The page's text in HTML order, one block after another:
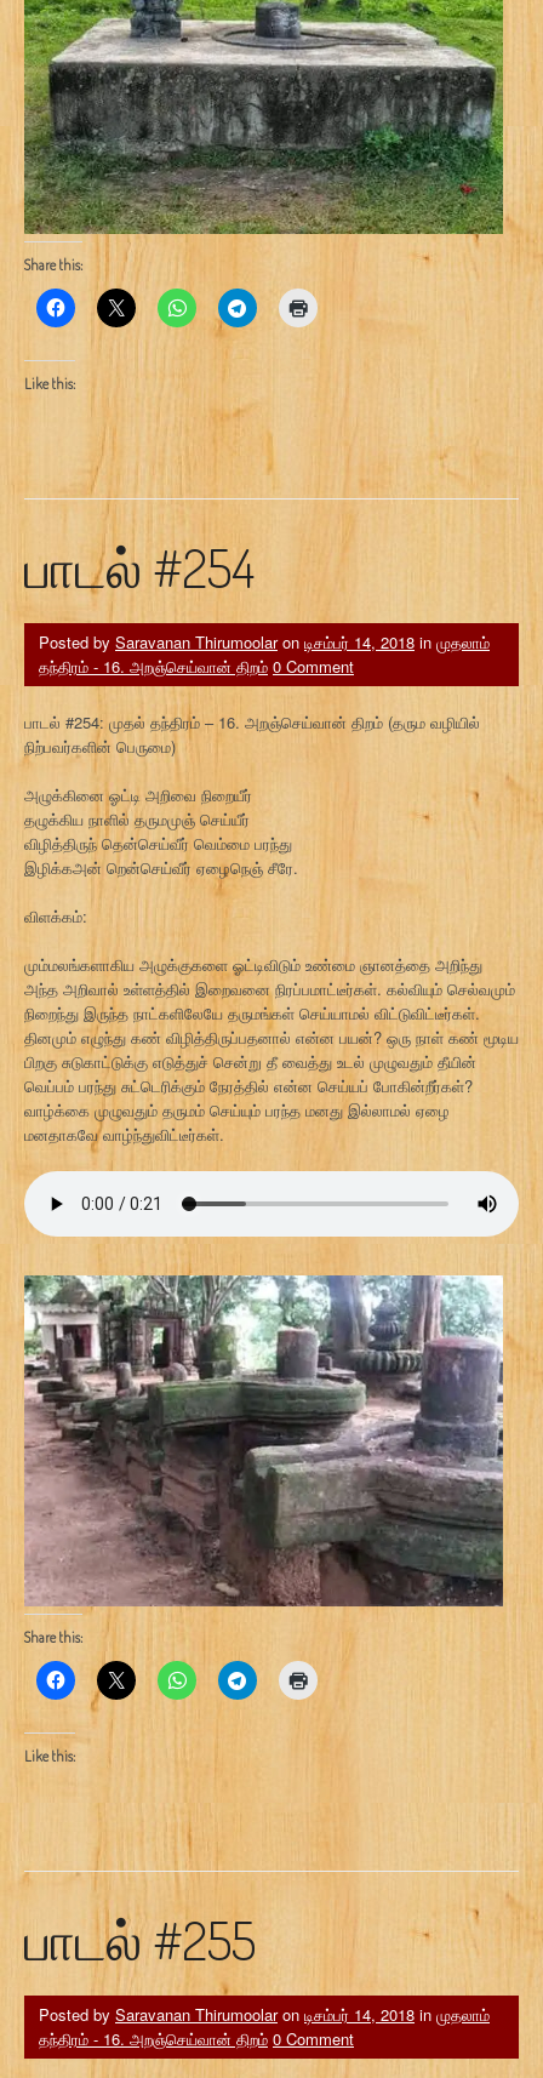
Share this:
Like this:
பாடல் #254
Posted by Saravanan Thirumoolaron டிசம்பர் 14, 2018 in முதலாம்
தந்திரம் - 16. அறஞ்செய்வான் திறம் 0 Comment
பாடல் #254: முதல் தந்திரம் – 16. அறஞ்செய்வான் திறம் (தரும வழியில்
நிற்பவர்களின் பெருமை)
அழுக்கினை ஓட்டி அறிவை நிறையீர்
தழுக்கிய நாளில் தருமமுஞ் செய்யீர்
விழித்திருந் தென்செய்வீர் வெம்மை பரந்து
இழிக்கஅன் றென்செய்வீர் ஏழைநெஞ் சீரே.
விளக்கம்:
மும்மலங்களாகிய அழுக்குகளை ஓட்டிவிடும் உண்மை ஞானத்தை அறிந்து
அந்த அறிவால் உள்ளத்தில் இறைவனை நிரப்பமாட்டீர்கள். கல்வியும் செல்வமும்
நிறைந்து இருந்த நாட்களிலேயே தருமங்கள் செய்யாமல் விட்டுவிட்டீர்கள்.
தினமும் எழுந்து கண் விழித்திருப்பதனால் என்ன பயன்? ஒரு நாள் கண் மூடிய
பிறகு சுடுகாட்டுக்கு எடுத்துச் சென்று தீ வைத்து உடல் முழுவதும் தீயின்
வெப்பம் பரந்து சுட்டெரிக்கும் நேரத்தில் என்ன செய்யப் போகின்றீர்கள்?
வாழ்க்கை முழுவதும் தருமம் செய்யும் பரந்த மனது இல்லாமல் ஏழை
மனதாகவே வாழ்ந்துவிட்டீர்கள்.
Share this:
Like this:
பாடல் #255
Posted by Saravanan Thirumoolaron டிசம்பர் 14, 2018 in முதலாம்
தந்திரம் - 16. அறஞ்செய்வான் திறம் 0 Comment